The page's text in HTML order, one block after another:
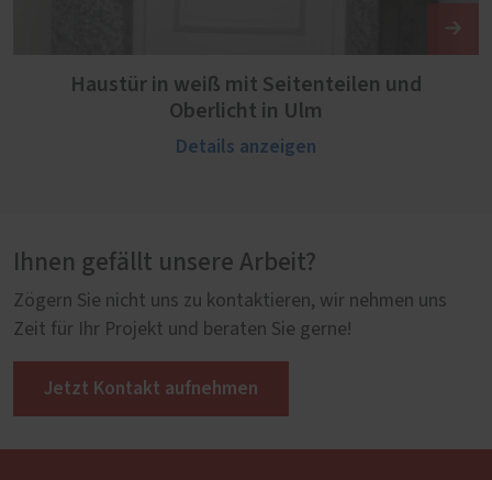
Haustür in weiß mit Seitenteilen und
Oberlicht in Ulm
Details anzeigen
Ihnen gefällt unsere Arbeit?
Zögern Sie nicht uns zu kontaktieren, wir nehmen uns
Zeit für Ihr Projekt und beraten Sie gerne!
Jetzt Kontakt aufnehmen